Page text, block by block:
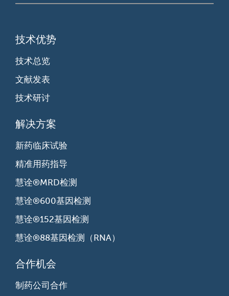
技术优势
技术总览
文献发表
技术研讨
解决方案
新药临床试验
精准用药指导
慧诠®MRD检测
慧诠®600基因检测
慧诠®152基因检测
慧诠®88基因检测（RNA）
合作机会
制药公司合作